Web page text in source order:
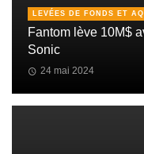
LEVÉES DE FONDS ET
Fantom lève 10M$
Sonic
24 mai 2024